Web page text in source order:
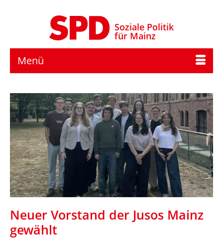
Soziale Politik
für Mainz
Menü
Neuer Vorstand der Jusos Mainz
gewählt